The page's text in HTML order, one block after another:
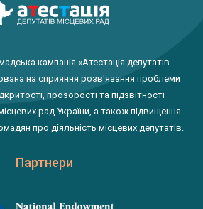
кампанія «Атестація депутатів
на сприяння розв'язання проблеми
прозорості та підзвітності
рад України, а також підвищення
про діяльність місцевих депутатів.
Партнери